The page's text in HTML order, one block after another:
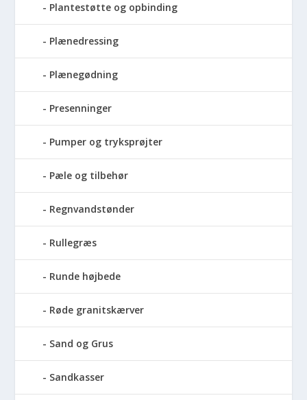
Plantestøtte og opbinding
Plænedressing
Plænegødning
Presenninger
Pumper og tryksprøjter
Pæle og tilbehør
Regnvandstønder
Rullegræs
Runde højbede
Røde granitskærver
Sand og Grus
Sandkasser